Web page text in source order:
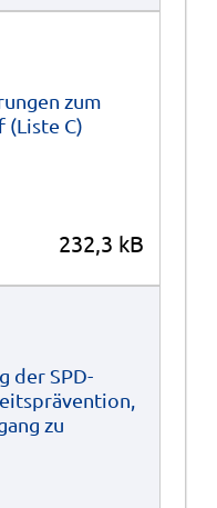
zum
(Liste C)
232,3 kB
der SPD-
zu